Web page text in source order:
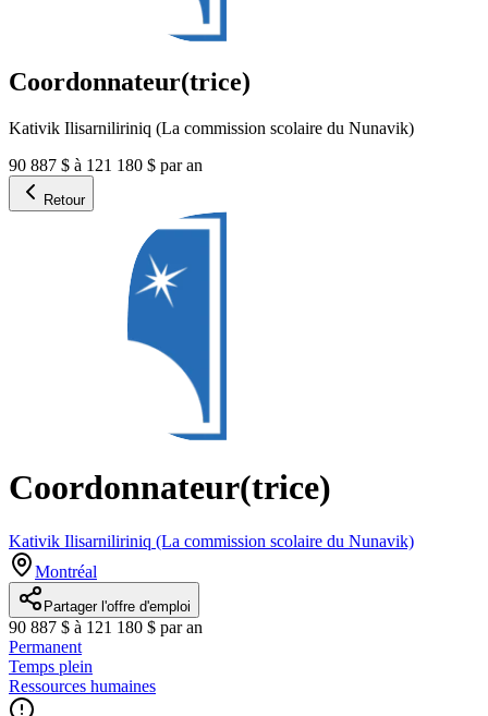
Coordonnateur(trice)
Kativik Ilisarniliriniq (La commission scolaire du Nunavik)
90 887 $ à 121 180 $ par an
Retour
Coordonnateur(trice)
Kativik Ilisarniliriniq (La commission scolaire du Nunavik)
Montréal
Partager l'offre d'emploi
90 887 $ à 121 180 $ par an
Permanent
Temps plein
Ressources humaines